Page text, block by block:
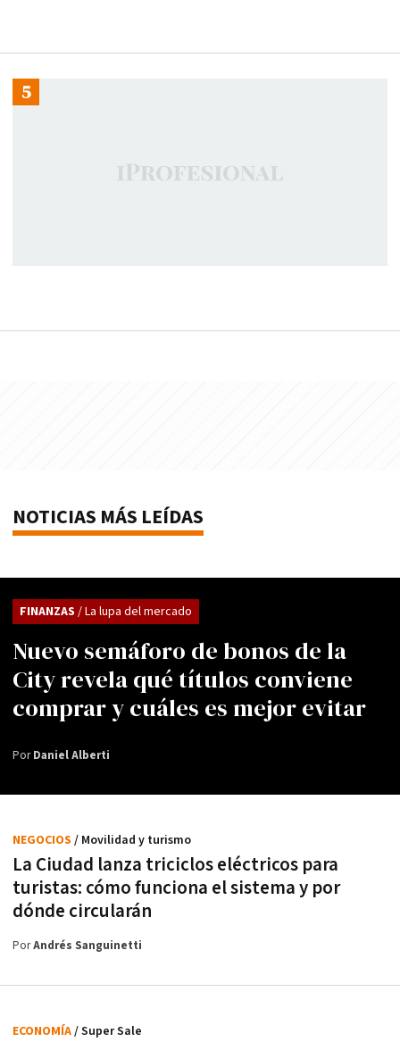
NOTICIAS MÁS LEÍDAS
Nuevo semáforo de bonos de la
City revela qué títulos conviene
comprar y cuáles es mejor evitar
FINANZAS / La lupa del mercado
PorDaniel Alberti
La Ciudad lanza triciclos eléctricos para
turistas: cómo funciona el sistema y por
dónde circularán
NEGOCIOS / Movilidad y turismo
PorAndrés Sanguinetti
ECONOMÍA/ Super Sale